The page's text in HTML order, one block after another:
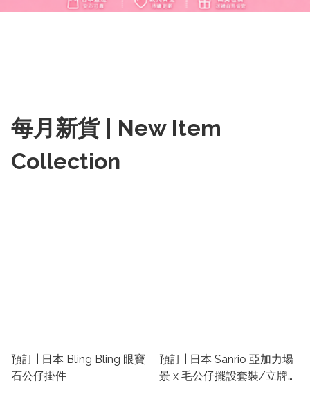
每月新貨 | New Item
Collection
預訂 | 日本 Bling Bling 眼寶
石公仔掛件
預訂 | 日本 Sanrio 亞加力場
景 x 毛公仔擺設套裝/立牌擺